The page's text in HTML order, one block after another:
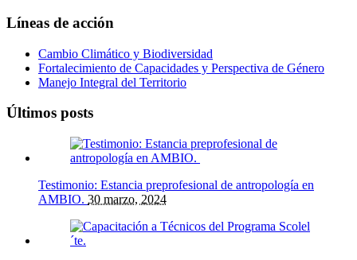
Líneas de acción
Cambio Climático y Biodiversidad
Fortalecimiento de Capacidades y Perspectiva de Género
Manejo Integral del Territorio
Últimos posts
Testimonio: Estancia preprofesional de antropología en
AMBIO. 30 marzo, 2024